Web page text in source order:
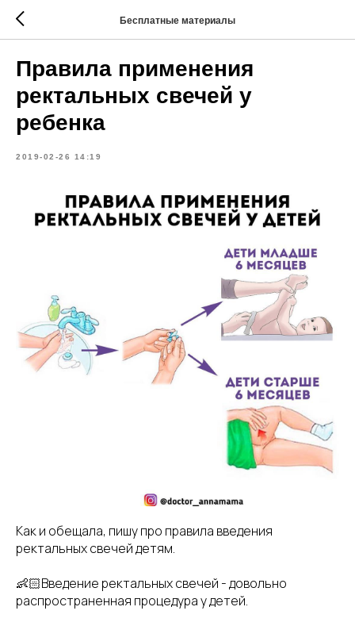
Бесплатные материалы
Правила применения
ректальных свечей у
ребенка
2019-02-26 14:19
Как и обещала, пишу про правила введения
ректальных свечей детям.
👶🏻Введение ректальных свечей - довольно
распространенная процедура у детей.